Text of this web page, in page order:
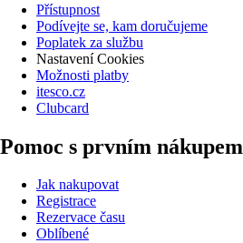
Přístupnost
Podívejte se, kam doručujeme
Poplatek za službu
Nastavení Cookies
Možnosti platby
itesco.cz
Clubcard
Pomoc s prvním nákupem
Jak nakupovat
Registrace
Rezervace času
Oblíbené